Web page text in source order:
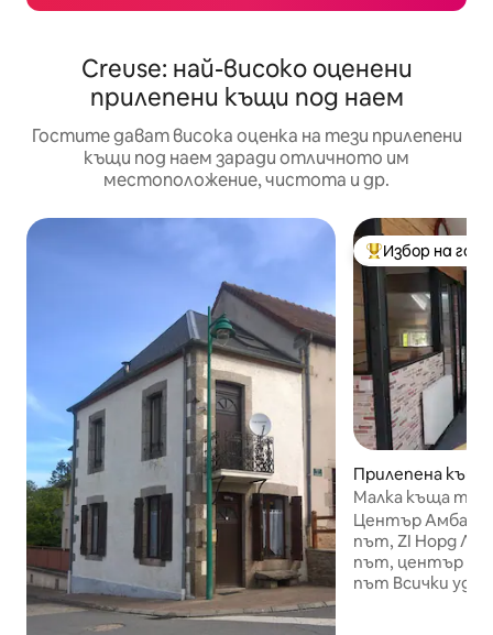
Creuse: най-високо оценени
прилепени къщи под наем
Гостите дават висока оценка на тези прилепени
къщи под наем заради отличното им
местоположение, чистота и др.
Най-популярен
Избор на
Прилепена къща
c
Малка къща
Амбазак
Център
път, ZI Норд
път, център
път Всички